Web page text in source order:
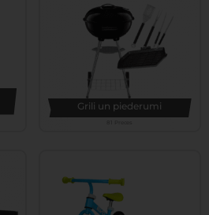
Grili un piederumi